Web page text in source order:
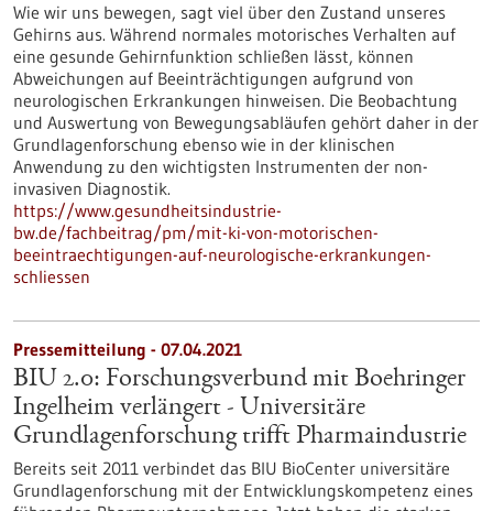
Wie wir uns bewegen, sagt viel über den Zustand unseres
Gehirns aus. Während normales motorisches Verhalten auf
eine gesunde Gehirnfunktion schließen lässt, können
Abweichungen auf Beeinträchtigungen aufgrund von
neurologischen Erkrankungen hinweisen. Die Beobachtung
und Auswertung von Bewegungsabläufen gehört daher in der
Grundlagenforschung ebenso wie in der klinischen
Anwendung zu den wichtigsten Instrumenten der non-
invasiven Diagnostik.
https://www.gesundheitsindustrie-
bw.de/fachbeitrag/pm/mit-ki-von-motorischen-
beeintraechtigungen-auf-neurologische-erkrankungen-
schliessen
Pressemitteilung - 07.04.2021
BIU 2.0: Forschungsverbund mit Boehringer
Ingelheim verlängert - Universitäre
Grundlagenforschung trifft Pharmaindustrie
Bereits seit 2011 verbindet das BIU BioCenter universitäre
Grundlagenforschung mit der Entwicklungskompetenz eines